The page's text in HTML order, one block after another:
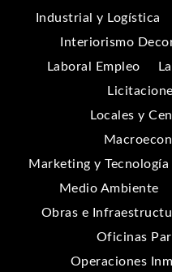
Industrial y Logística
Interiorismo
Laboral Empleo
Locales y
Marketing y Tecnología
Medio Ambiente
Obras e
Oficinas
Operaciones